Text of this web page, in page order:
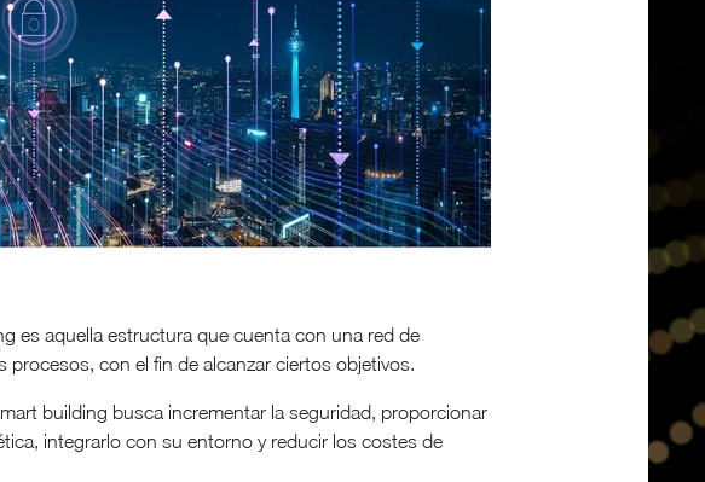
es aquella estructura que cuenta con una red de
con el fin de alcanzar ciertos objetivos.
building busca incrementar la seguridad, proporcionar
integrarlo con su entorno y reducir los costes de